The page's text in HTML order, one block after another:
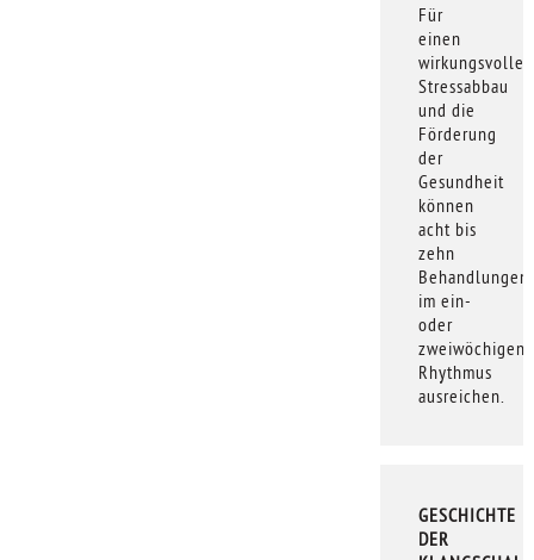
Für
einen
wirkungsvollen
Stressabbau
und die
Förderung
der
Gesundheit
können
acht bis
zehn
Behandlungen
im ein-
oder
zweiwöchigen
Rhythmus
ausreichen.
GESCHICHTE
DER